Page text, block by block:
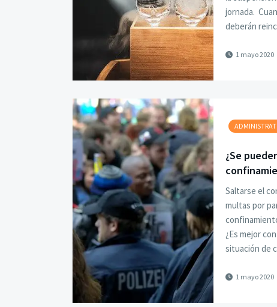
jornada.
deberán
1 mayo 2020
¿Se
Saltarse el
multas por
¿Es mejor
situación de
1 mayo 2020